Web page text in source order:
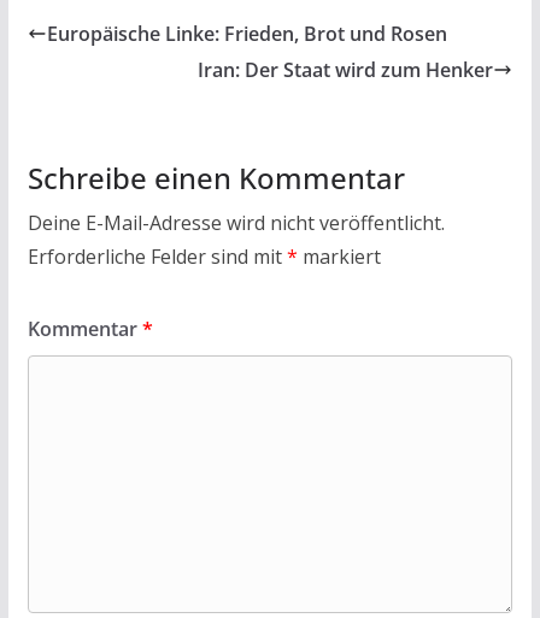
b er s
A
l n
Europäische Linke: Frieden, Brot und Rosen
Iran: Der Staat wird zum Henker
Schreibe einen Kommentar
Deine E-Mail-Adresse wird nicht veröffentlicht.
Erforderliche Felder sind mit* markiert
Kommentar*